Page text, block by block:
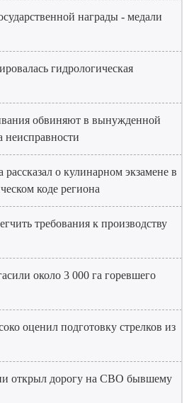
награды - медали
гидрологическая
обвиняют в вынужденной
неисправности
о кулинарном экзамене в
коде региона
требования к производству
около 3 000 га горевшего
оценил подготовку стрелков из
открыл дорогу на СВО бывшему